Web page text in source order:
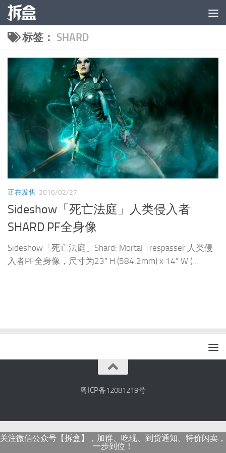
跳至内容
标签： SHARD
正在发售 2016/02/27
Sideshow「死亡法庭」人类侵入者
SHARD PF全身像
Sideshow「死亡法庭」Shard: Mortal Trespasser 人类侵
入者PF全身像，尺寸为23″ H (584.2mm) x 14″ W (...
粤ICP备12081219号
关注微信公众号【拆盒】，加群、吃现、到货通知、特价闪卖，
一步到位！